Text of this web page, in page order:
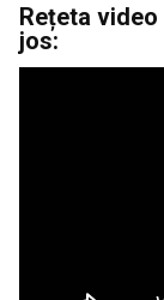
Rețeta video
jos: